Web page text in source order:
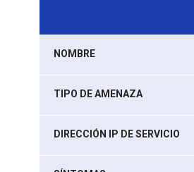
NOMBRE
TIPO DE AMENAZA
DIRECCIÓN IP DE SERVICIO